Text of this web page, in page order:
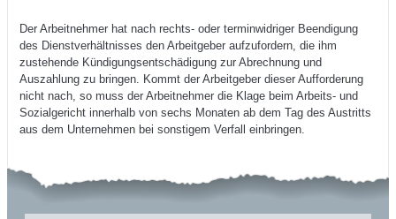
Der Arbeitnehmer hat nach rechts- oder terminwidriger Beendigung
des Dienstverhältnisses den Arbeitgeber aufzufordern, die ihm
zustehende Kündigungsentschädigung zur Abrechnung und
Auszahlung zu bringen. Kommt der Arbeitgeber dieser Aufforderung
nicht nach, so muss der Arbeitnehmer die Klage beim Arbeits- und
Sozialgericht innerhalb von sechs Monaten ab dem Tag des Austritts
aus dem Unternehmen bei sonstigem Verfall einbringen.